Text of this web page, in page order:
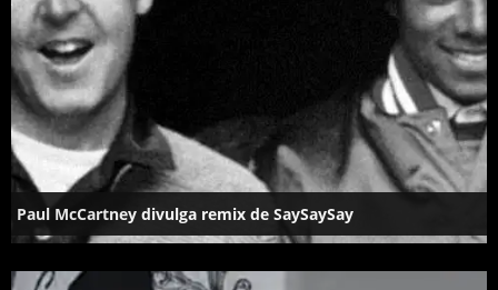
Paul McCartney divulga remix de ‎SaySaySay